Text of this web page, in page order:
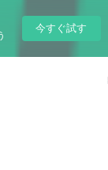
今すぐ試す